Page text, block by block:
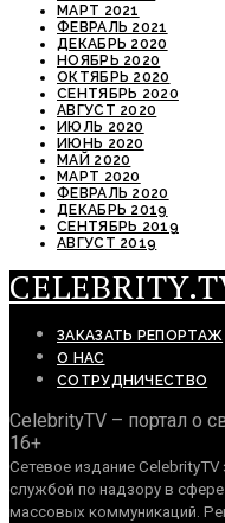
МАРТ 2021
ФЕВРАЛЬ 2021
ДЕКАБРЬ 2020
НОЯБРЬ 2020
ОКТЯБРЬ 2020
СЕНТЯБРЬ 2020
АВГУСТ 2020
ИЮЛЬ 2020
ИЮНЬ 2020
МАЙ 2020
МАРТ 2020
ФЕВРАЛЬ 2020
ДЕКАБРЬ 2019
СЕНТЯБРЬ 2019
АВГУСТ 2019
ЗАКАЗАТЬ РЕПОРТАЖ
О НАС
СОТРУДНИЧЕСТВО
CelebrityTV – портал о
16+
Сетевое издание
службой по надзору в
массовых коммуникаций.